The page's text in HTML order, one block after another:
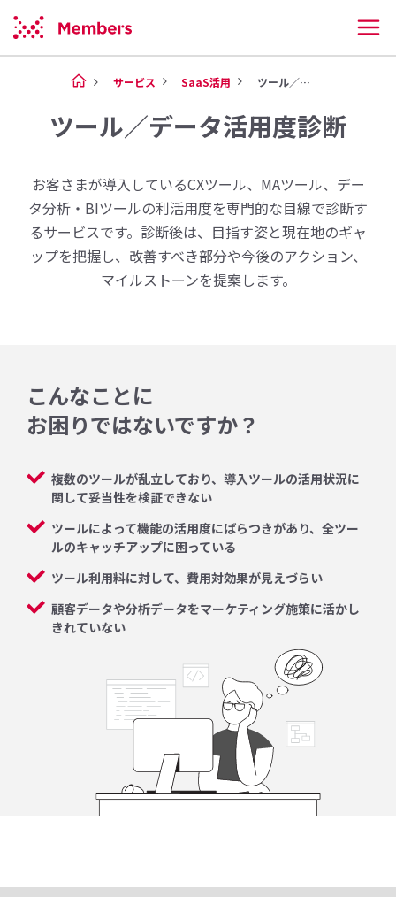
サービス SaaS活用 ツール／データ活用度診断
ツール／データ活用度診断
お客さまが導入しているCXツール、MAツール、デー
タ分析・BIツールの利活用度を専門的な目線で診断す
るサービスです。診断後は、目指す姿と現在地のギャ
ップを把握し、改善すべき部分や今後のアクション、
マイルストーンを提案します。
こんなことに
お困りではないですか？
複数のツールが乱立しており、導入ツールの活用状況に
関して妥当性を検証できない
ツールによって機能の活用度にばらつきがあり、全ツー
ルのキャッチアップに困っている
ツール利用料に対して、費用対効果が見えづらい
顧客データや分析データをマーケティング施策に活かし
きれていない